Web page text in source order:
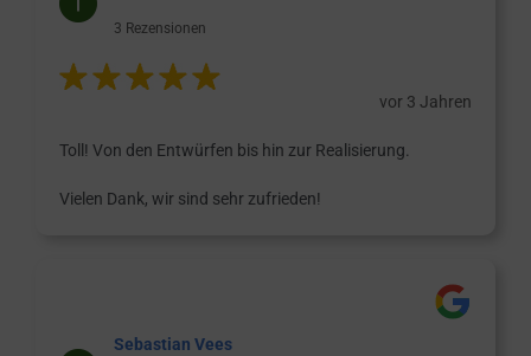
3 Rezensionen
vor 3 Jahren
Toll! Von den Entwürfen bis hin zur Realisierung.
Vielen Dank, wir sind sehr zufrieden!
Sebastian Vees